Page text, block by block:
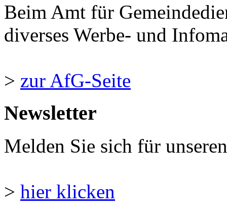
Beim Amt für
diverses Werbe- und
> zur AfG-Seite
Newsletter
Melden Sie sich für
> hier klicken